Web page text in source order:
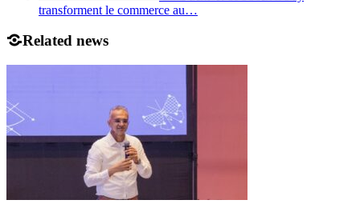
transforment le commerce au…
Related news